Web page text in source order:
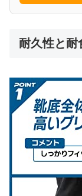
耐久性と耐